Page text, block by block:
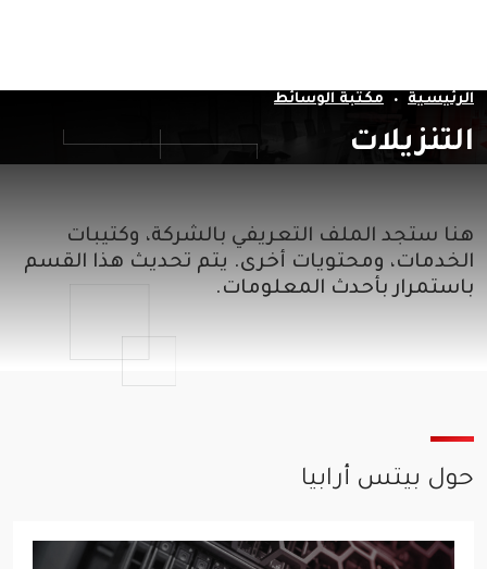
الرئيسية مكتبة الوسائط
التنزيلات
هنا ستجد الملف التعريفي بالشركة، وكتيبات
الخدمات، ومحتويات أخرى. يتم تحديث هذا القسم
باستمرار بأحدث المعلومات.
حول بيتس أرابيا